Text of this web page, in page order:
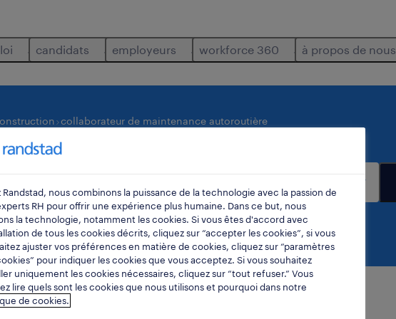
candidats employeurs workforce 360 à propos de nous
collaborateur de maintenance autoroutière
où
emploi trouvé pour vous.
Randstad, nous combinons la puissance de la technologie avec la passion de
RH pour offrir une expérience plus humaine. Dans ce but, nous
la technologie, notamment les cookies. Si vous êtes d'accord avec
de tous les cookies décrits, cliquez sur “accepter les cookies”, si vous
ajuster vos préférences en matière de cookies, cliquez sur “paramètres
pour indiquer les cookies que vous acceptez. Si vous souhaitez
uniquement les cookies nécessaires, cliquez sur “tout refuser.” Vous
lire quels sont les cookies que nous utilisons et pourquoi dans notre
de cookies.